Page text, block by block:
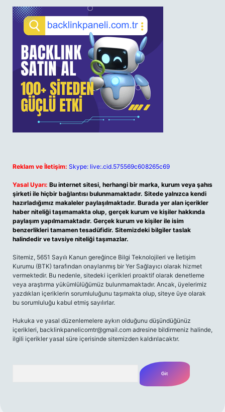
Reklam ve İletişim: Skype: live:.cid.575569c608265c69
Yasal Uyarı: Bu internet sitesi, herhangi bir marka, kurum veya şahıs
şirketi ile hiçbir bağlantısı bulunmamaktadır. Sitede yalnızca kendi
hazırladığımız makaleler paylaşılmaktadır. Burada yer alan içerikler
haber niteliği taşımamakta olup, gerçek kurum ve kişiler hakkında
paylaşım yapılmamaktadır. Gerçek kurum ve kişiler ile isim
benzerlikleri tamamen tesadüfidir. Sitemizdeki bilgiler taslak
halindedir ve tavsiye niteliği taşımazlar.
Sitemiz, 5651 Sayılı Kanun gereğince Bilgi Teknolojileri ve İletişim
Kurumu (BTK) tarafından onaylanmış bir Yer Sağlayıcı olarak hizmet
vermektedir. Bu nedenle, sitedeki içerikleri proaktif olarak denetleme
veya araştırma yükümlülüğümüz bulunmamaktadır. Ancak, üyelerimiz
yazdıkları içeriklerin sorumluluğunu taşımakta olup, siteye üye olarak
bu sorumluluğu kabul etmiş sayılırlar.
Hukuka ve yasal düzenlemelere aykırı olduğunu düşündüğünüz
içerikleri, backlinkpanelicomtr@gmail.com adresine bildirmeniz halinde,
ilgili içerikler yasal süre içerisinde sitemizden kaldırılacaktır.